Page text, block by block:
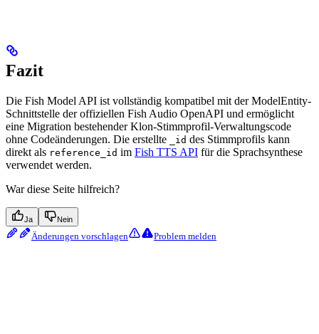
Fazit
Die Fish Model API ist vollständig kompatibel mit der ModelEntity-
Schnittstelle der offiziellen Fish Audio OpenAPI und ermöglicht
eine Migration bestehender Klon-Stimmprofil-Verwaltungscode
ohne Codeänderungen. Die erstellte
_id des Stimmprofils kann
direkt als reference_id im Fish TTS API für die Sprachsynthese
verwendet werden.
War diese Seite hilfreich?
Ja Nein
Änderungen vorschlagen Problem melden